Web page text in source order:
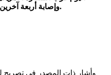
وإصابة أربعة آخرين ومواطنة كانت على متن سيارتها.
وأشار ذات المصدر في تصريح